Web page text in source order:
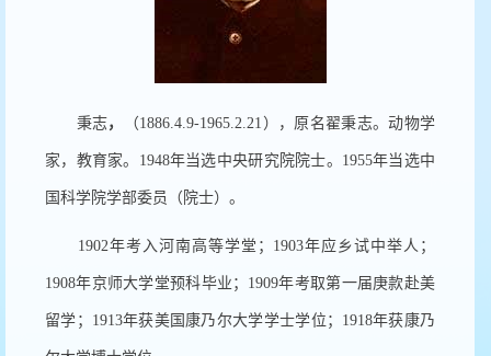
秉志， （1886.4.9-1965.2.21 ），原名翟秉志。动物学
家，教育家。 1948年当选中央研究院院士。 1955年当选中
国科学院学部委员（院士）。
1902年考入河南高等学堂； 1903年应乡试中举人；
1908年京师大学堂预科毕业； 1909年考取第一届庚款赴美
留学； 1913年获美国康乃尔大学学士学位； 1918年获康乃